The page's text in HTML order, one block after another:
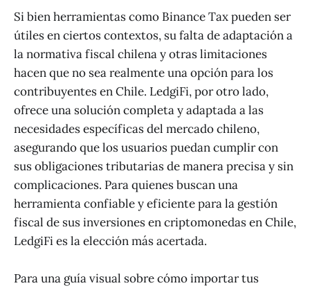
Si bien herramientas como Binance Tax pueden ser
útiles en ciertos contextos, su falta de adaptación a
la normativa fiscal chilena y otras limitaciones
hacen que no sea realmente una opción para los
contribuyentes en Chile. LedgiFi, por otro lado,
ofrece una solución completa y adaptada a las
necesidades específicas del mercado chileno,
asegurando que los usuarios puedan cumplir con
sus obligaciones tributarias de manera precisa y sin
complicaciones. Para quienes buscan una
herramienta confiable y eficiente para la gestión
fiscal de sus inversiones en criptomonedas en Chile,
LedgiFi es la elección más acertada.
Para una guía visual sobre cómo importar tus